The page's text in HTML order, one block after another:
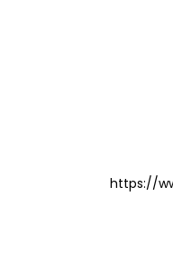
https://